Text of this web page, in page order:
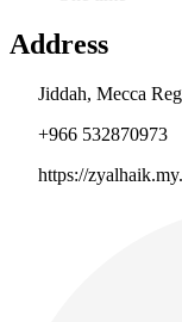
Address
Jiddah, Mecca
+966 532870973
https://